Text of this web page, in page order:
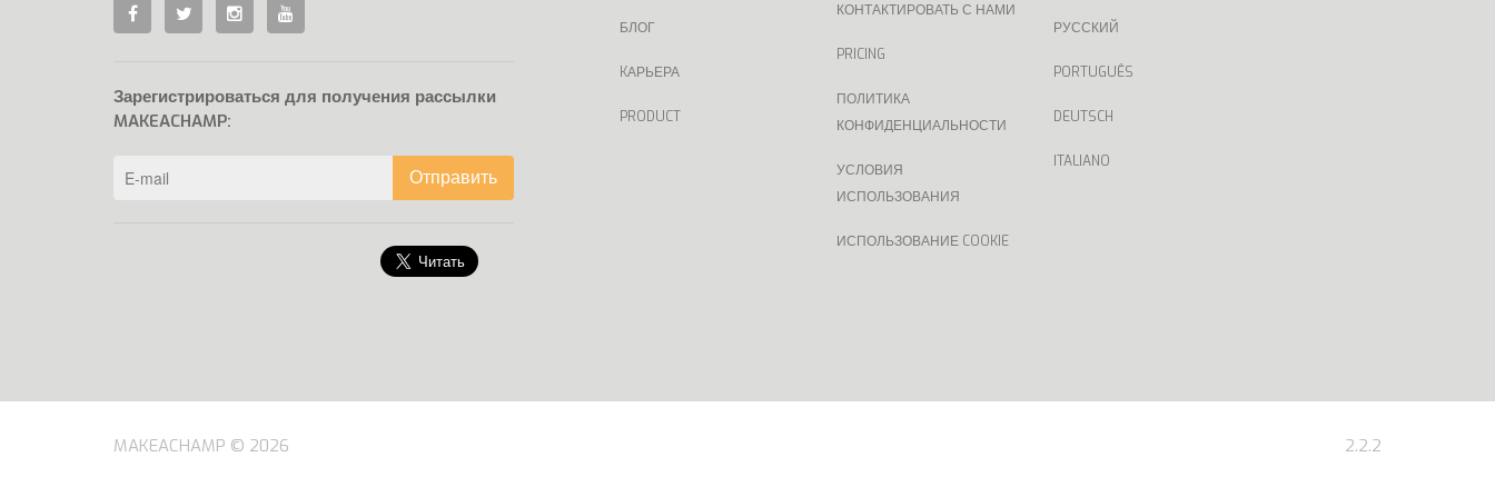
Зарегистрироваться для получения рассылки
MAKEACHAMP:
Отправить
БЛОГ
KАРЬЕРА
PRODUCT
КОНТАКТИРОВАТЬ С НАМИ
PRICING
ПОЛИТИКА
КОНФИДЕНЦИАЛЬНОСТИ
УСЛОВИЯ
ИСПОЛЬЗОВАНИЯ
ИСПОЛЬЗОВАНИЕ COOKIE
РУССКИЙ
PORTUGUÊS
DEUTSCH
ITALIANO
MAKEACHAMP © 2026 2.2.2